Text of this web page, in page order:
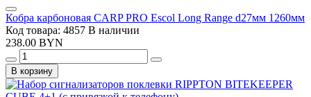
Кобра карбоновая CARP PRO Escol Long Range d27мм 1260мм
Код товара: 4857 В наличии
238.00 BYN
В корзину